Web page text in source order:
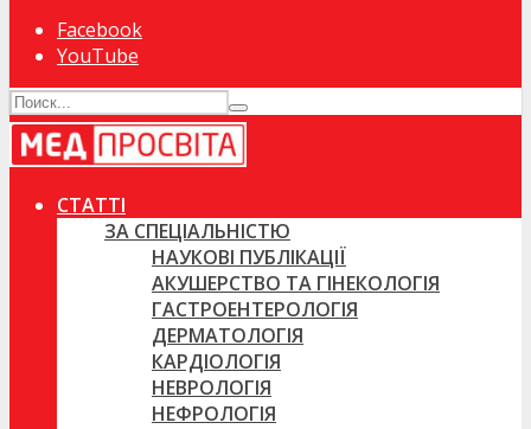
Facebook
YouTube
СТАТТІ
ЗА СПЕЦІАЛЬНІСТЮ
НАУКОВІ ПУБЛІКАЦІЇ
АКУШЕРСТВО ТА ГІНЕКОЛОГІЯ
ГАСТРОЕНТЕРОЛОГІЯ
ДЕРМАТОЛОГІЯ
КАРДІОЛОГІЯ
НЕВРОЛОГІЯ
НЕФРОЛОГІЯ